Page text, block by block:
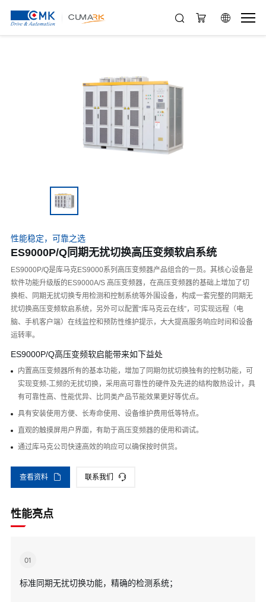
性能稳定，可靠之选
ES9000P/Q同期无扰切换高压变频软启系统
ES9000P/Q是库马克ES9000系列高压变频器产品组合的一员。其核心设备是
软件功能升级版的ES9000A/S 高压变频器，在高压变频器的基础上增加了切
换柜、同期无扰切换专用检测和控制系统等外围设备，构成一套完整的同期无
扰切换高压变频软启系统，另外可以配置“库马克云在线”，可实现远程（电
脑、手机客户端）在线监控和预防性维护提示，大大提高服务响应时间和设备
运转率。
ES9000P/Q高压变频软启能带来如下益处
内置高压变频器所有的基本功能，增加了同期勿扰切换独有的控制功能，可
实现变频-工频的无扰切换，采用高可靠性的硬件及先进的结构散热设计，具
有可靠性高、性能优异、比同类产品节能效果更好等优点。
具有安装使用方便、长寿命使用、设备维护费用低等特点。
直观的触摸屏用户界面，有助于高压变频器的使用和调试。
通过库马克公司快速高效的响应可以确保按时供货。
查看资料 联系我们
性能亮点
01
标准同期无扰切换功能，精确的检测系统；